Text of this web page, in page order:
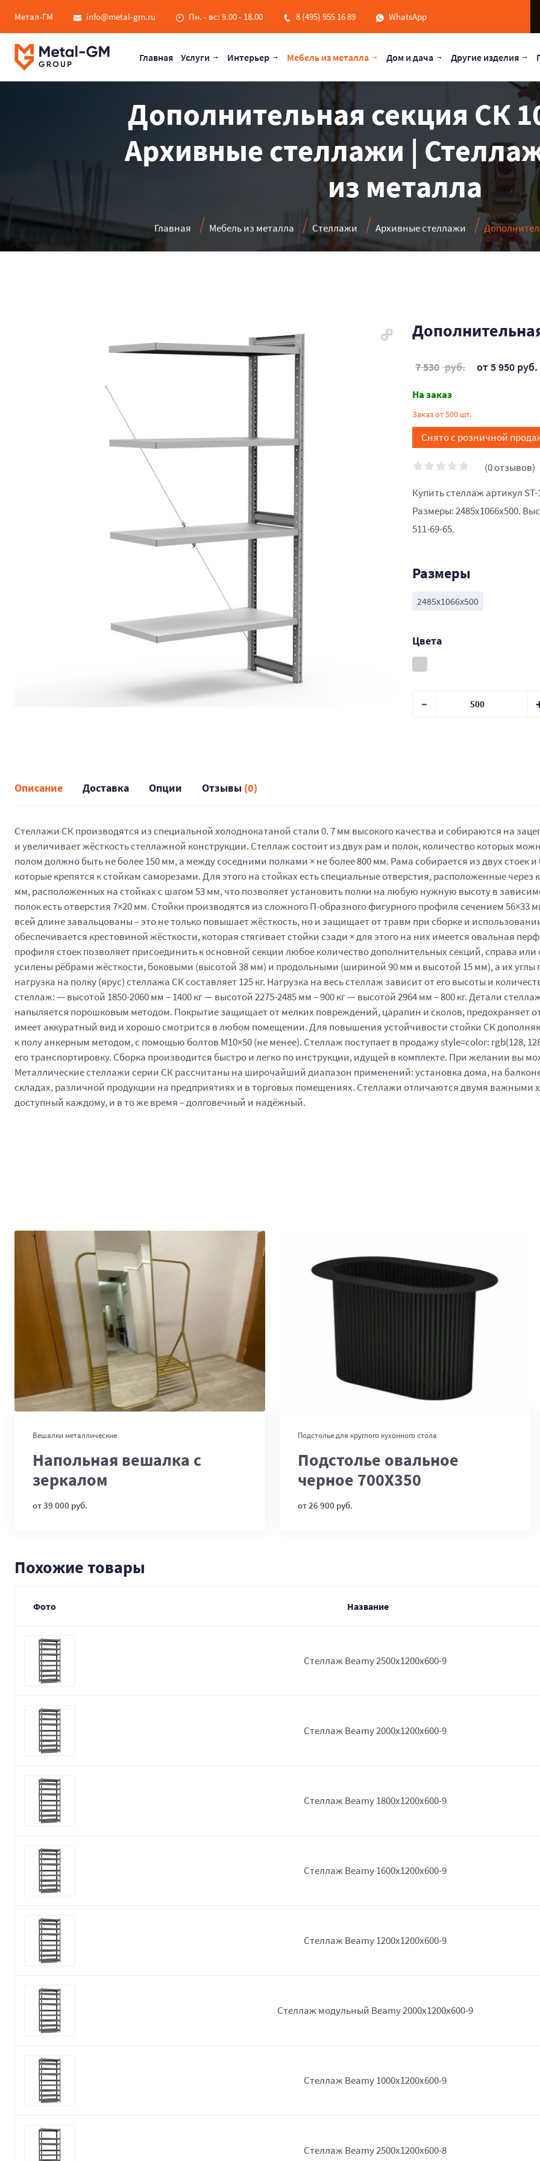
Метал-ГМ info@metal-gm.ru Пн. - вс: 9.00 - 18.00 8 (495) 955 16 89 WhatsApp
Главная Услуги Интерьер Мебель из металла Дом и дача Другие изделия
Дополнительная секция СК
Архивные стеллажи |
из металла
Главная Мебель из металла Стеллажи Архивные стеллажи
7 530 руб. от 5 950 руб.
На заказ
Заказ от 500 шт.
Снято с розничной
(0 отзывов)
Купить стеллаж артикул
Размеры: 2485x1066x500.
511-69-65.
Размеры
2485x1066x500
Цвета
Описание Доставка Опции Отзывы (0)
Стеллажи СК производятся из специальной холоднокатаной стали 0. 7 мм высокого качества и собираются на
и увеличивает жёсткость стеллажной конструкции. Стеллаж состоит из двух рам и полок, количество которых
полом должно быть не более 150 мм, а между соседними полками × не более 800 мм. Рама собирается из двух стоек
которые крепятся к стойкам саморезами. Для этого на стойках есть специальные отверстия, расположенные
мм, расположенных на стойках с шагом 53 мм, что позволяет установить полки на любую нужную высоту в
полок есть отверстия 7×20 мм. Стойки производятся из сложного П-образного фигурного профиля сечением 56×33
всей длине завальцованы – это не только повышает жёсткость, но и защищает от травм при сборке и
обеспечивается крестовиной жёсткости, которая стягивает стойки сзади × для этого на них имеется овальная
профиля стоек позволяет присоединить к основной секции любое количество дополнительных секций, справа
усилены рёбрами жёсткости, боковыми (высотой 38 мм) и продольными (шириной 90 мм и высотой 15 мм), а их
нагрузка на полку (ярус) стеллажа СК составляет 125 кг. Нагрузка на весь стеллаж зависит от его высоты и
стеллаж: — высотой 1850-2060 мм – 1400 кг — высотой 2275-2485 мм – 900 кг — высотой 2964 мм – 800 кг. Детали
напыляется порошковым методом. Покрытие защищает от мелких повреждений, царапин и сколов, предохраняет
имеет аккуратный вид и хорошо смотрится в любом помещении. Для повышения устойчивости стойки СК
к полу анкерным методом, с помощью болтов М10×50 (не менее). Стеллаж поступает в продажу style=color: rgb(128,
его транспортировку. Сборка производится быстро и легко по инструкции, идущей в комплекте. При желании вы
Металлические стеллажи серии СК рассчитаны на широчайший диапазон применений: установка дома, на
складах, различной продукции на предприятиях и в торговых помещениях. Стеллажи отличаются двумя
доступный каждому, и в то же время – долговечный и надёжный.
Вешалки металлические
Напольная вешалка с
зеркалом
от 39 000 руб.
В корзину
Подстолье для круглого кухонного стола
Подстолье овальное
черное 700Х350
от 26 900 руб.
Похожие товары
Фото Название
Стеллаж Beamy 2500x1200x600-9
Стеллаж Beamy 2000x1200x600-9
Стеллаж Beamy 1800x1200x600-9
Стеллаж Beamy 1600x1200x600-9
Стеллаж Beamy 1200x1200x600-9
Стеллаж модульный Beamy 2000x1200x600-9
Стеллаж Beamy 1000x1200x600-9
Стеллаж Beamy 2500x1200x600-8